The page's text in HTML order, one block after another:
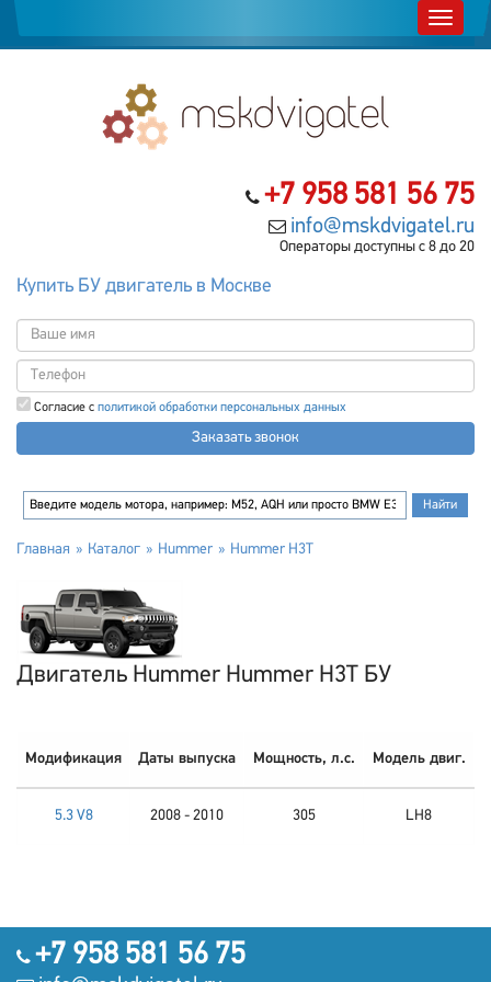
+7 958 581 56 75
info@mskdvigatel.ru
Операторы доступны с 8 до 20
Купить БУ двигатель в Москве
Согласие с политикой обработки персональных данных
Заказать звонок
Главная Каталог Hummer Hummer H3T
Двигатель Hummer Hummer H3T БУ
Модификация Даты выпуска Мощность, л.с. Модель двиг.
5.3 V8 2008 - 2010 305 LH8
+7 958 581 56 75